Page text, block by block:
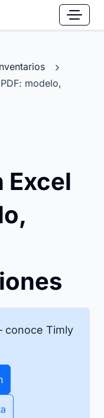
modelo,
Excel
conoce Timly